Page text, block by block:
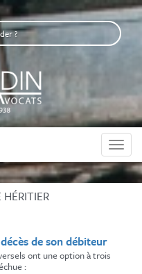
de son débiteur
ont une option à trois
: